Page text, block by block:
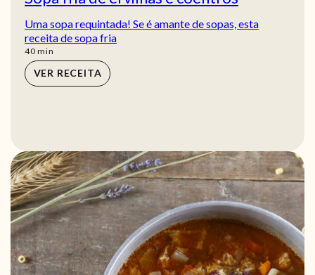
Uma sopa requintada! Se é amante de sopas, esta
receita de sopa fria
40min
min
VER RECEITA